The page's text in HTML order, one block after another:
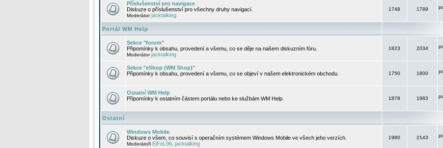
Příslušenství pro navigace
Diskuze o příslušenství pro všechny druhy navigací.
Moderátorjacktalking
1748 1789
Portál WM Help
Sekce "forum"
Připomínky k obsahu, provedení a všemu, co se děje na našem diskuzním fóru.
Moderátorjacktalking
1823 2034
Sekce "eShop (WM Shop)"
Připomínky k obsahu, provedení a všemu, co se objeví v našem elektronickém obchodu.
1750 1800
Ostatní WM Help
Připomínky k ostatním částem portálu nebo ke službám WM Help.
1878 1983
Ostatní
Windows Mobile
Diskuze o všem, co souvisí s operačním systémem Windows Mobile ve všech jeho verzích.
Moderátoři EiFeL96 jacktalking
1980 2143